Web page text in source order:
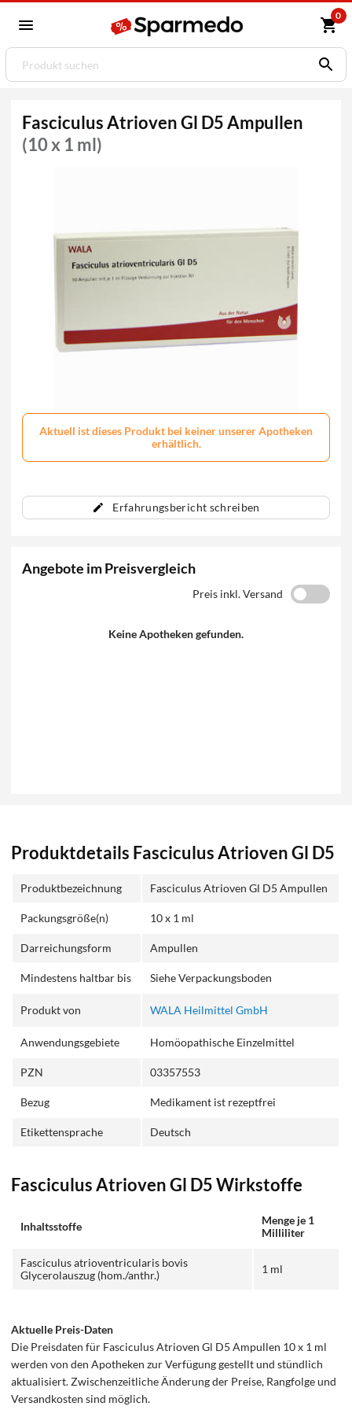
0
Fasciculus Atrioven Gl D5 Ampullen
(10 x 1 ml)
Erfahrungsbericht schreiben
Aktuell ist dieses Produkt bei keiner unserer Apotheken
erhältlich.
Angebote im Preisvergleich
Preis inkl. Versand
Keine Apotheken gefunden.
Produktdetails Fasciculus Atrioven Gl D5
Produktbezeichnung Fasciculus Atrioven Gl D5 Ampullen
Packungsgröße(n) 10 x 1 ml
Darreichungsform Ampullen
Mindestens haltbar bis Siehe Verpackungsboden
Produkt von WALA Heilmittel GmbH
Anwendungsgebiete Homöopathische Einzelmittel
PZN 03357553
Bezug Medikament ist rezeptfrei
Etikettensprache Deutsch
Fasciculus Atrioven Gl D5 Wirkstoffe
Inhaltsstoffe
Menge je 1
Milliliter
Fasciculus atrioventricularis bovis
Glycerolauszug (hom./anthr.)
1 ml
Aktuelle Preis-Daten
Die Preisdaten für Fasciculus Atrioven Gl D5 Ampullen 10 x 1 ml
werden von den Apotheken zur Verfügung gestellt und stündlich
aktualisiert. Zwischenzeitliche Änderung der Preise, Rangfolge und
Versandkosten sind möglich.